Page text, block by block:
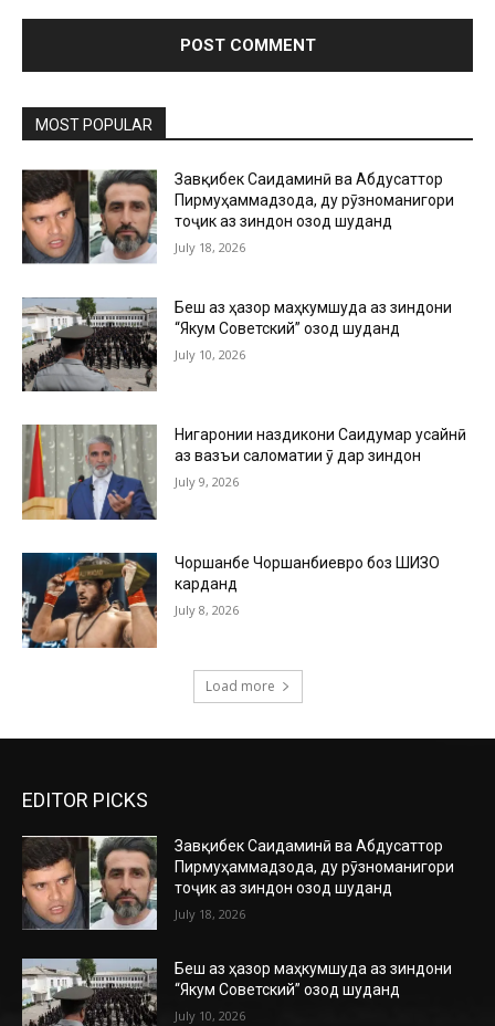
MOST POPULAR
Завқибек Саидаминӣ ва Абдусаттор
Пирмуҳаммадзода, ду рӯзноманигори
тоҷик аз зиндон озод шуданд
July 18, 2026
Беш аз ҳазор маҳкумшуда аз зиндони
“Якум Советский” озод шуданд
July 10, 2026
Нигаронии наздикони Саидумар Ҳусайнӣ
аз вазъи саломатии ӯ дар зиндон
July 9, 2026
Чоршанбе Чоршанбиевро боз ШИЗО
карданд
July 8, 2026
Load more
EDITOR PICKS
Завқибек Саидаминӣ ва Абдусаттор
Пирмуҳаммадзода, ду рӯзноманигори
тоҷик аз зиндон озод шуданд
July 18, 2026
Беш аз ҳазор маҳкумшуда аз зиндони
“Якум Советский” озод шуданд
July 10, 2026